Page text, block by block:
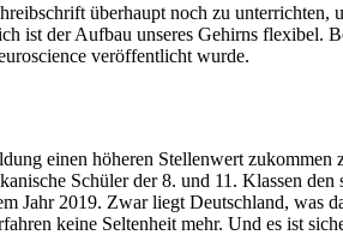
überhaupt noch zu
ist der Aufbau unseres Gehirns flexibel.
veröffentlicht wurde.
einen höheren Stellenwert
Schüler der 8. und 11. Klassen
Jahr 2019. Zwar liegt Deutschland, was
keine Seltenheit mehr. Und es ist